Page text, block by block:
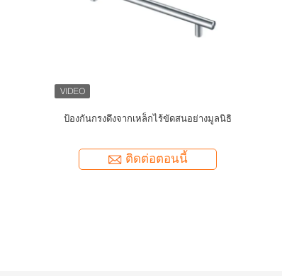
สแตนเลส สตาร์ล สตาร์ล สแตนเลส สแตนเลส ส
ติดต่อตอนนี้